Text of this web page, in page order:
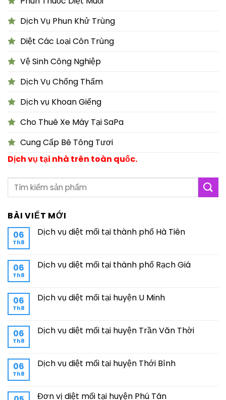
Dịch Vụ Phun Khử Trùng
Diệt Các Loại Côn Trùng
Vệ Sinh Công Nghiệp
Dịch Vụ Chống Thấm
Dịch vụ Khoan Giếng
Cho Thuê Xe Máy Tại SaPa
Cung Cấp Bê Tông Tươi
Dịch vụ tại nhà trên toàn quốc.
BÀI VIẾT MỚI
06
Th8
Dịch vụ diệt mối tại thành phố Hà Tiên
06
Th8
Dịch vụ diệt mối tại thành phố Rạch Giá
06
Th8
Dịch vụ diệt mối tại huyện U Minh
06
Th8
Dịch vụ diệt mối tại huyện Trần Văn Thời
06
Th8
Dịch vụ diệt mối tại huyện Thới Bình
Đơn vị diệt mối tại huyện Phú Tân